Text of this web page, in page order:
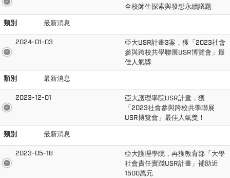
全校師生探索與發想永續議題
類別
最新消息
2024-01-03
亞大USR計畫3案，獲「2023社會
參與跨校共學聯展USR博覽會」最
佳人氣獎
類別
最新消息
2023-12-01
亞大護理學院USR計畫，獲
「2023社會參與跨校共學聯展
USR博覽會」最佳人氣獎！
類別
最新消息
2023-05-18
亞大護理學院，再獲教育部「大學
社會責任實踐USR計畫」補助近
1500萬元